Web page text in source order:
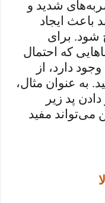
شدید و
باعث ایجاد
برای
که احتمال
دارد، از
به عنوان مثال،
پد زیر
می‌تواند مفید